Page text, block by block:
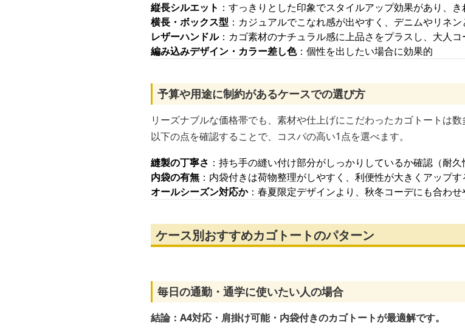
縦長シルエット ：すっきりとした印象でスタイルアップ効果があり、
横長・ボックス型 ：カジュアルでこなれ感が出やすく、デニムやリネ
レザーハンドル：カゴ素材のナチュラル感に上品さをプラスし、大人
編み込みデザイン・カラー差し色：個性を出したい場合に効果的
予算や用途に制約があるケースでの選び方
リーズナブルな価格帯でも、素材や仕上げにこだわったカゴトートは数
以下の点を確認することで、コスパの高い1点を選べます。
縫製の丁寧さ ：持ち手の縫い付け部分がしっかりしているか確認（耐久
内袋の有無 ：内袋付きは荷物整理がしやすく、利便性が大きくアップす
オールシーズン対応か：春夏限定デザインより、秋冬コーデにも合わ
ケース別おすすめカゴトートのパターン
毎日の通勤・通学に使いたい人の場合
結論：A4対応・肩掛け可能・内袋付きのカゴトートが最適解です。